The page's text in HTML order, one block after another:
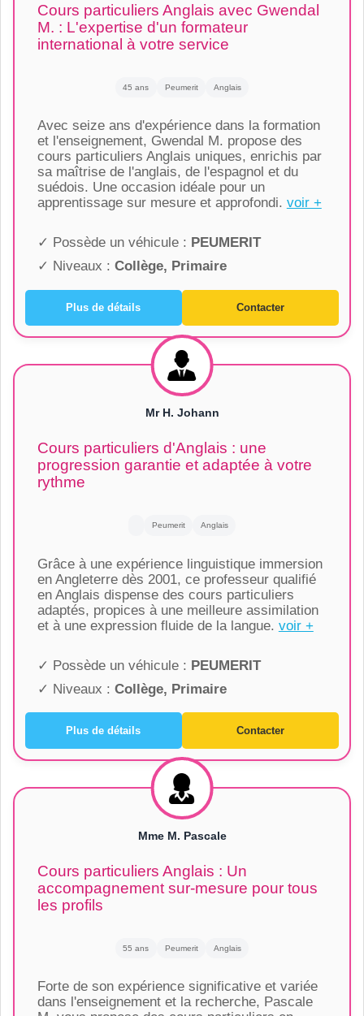
Cours particuliers Anglais avec Gwendal
M. : L'expertise d'un formateur
international à votre service
45 ans Peumerit Anglais
Avec seize ans d'expérience dans la formation
et l'enseignement, Gwendal M. propose des
cours particuliers Anglais uniques, enrichis par
sa maîtrise de l'anglais, de l'espagnol et du
suédois. Une occasion idéale pour un
apprentissage sur mesure et approfondi. voir +
✓ Possède un véhicule : PEUMERIT
✓ Niveaux : Collège, Primaire
Plus de détails Contacter
Mr H. Johann
Cours particuliers d'Anglais : une
progression garantie et adaptée à votre
rythme
Peumerit Anglais
Grâce à une expérience linguistique immersion
en Angleterre dès 2001, ce professeur qualifié
en Anglais dispense des cours particuliers
adaptés, propices à une meilleure assimilation
et à une expression fluide de la langue. voir +
✓ Possède un véhicule : PEUMERIT
✓ Niveaux : Collège, Primaire
Plus de détails Contacter
Mme M. Pascale
Cours particuliers Anglais : Un
accompagnement sur-mesure pour tous
les profils
55 ans Peumerit Anglais
Forte de son expérience significative et variée
dans l'enseignement et la recherche, Pascale